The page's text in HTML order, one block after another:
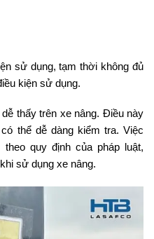
sử dụng, tạm thời không đủ
kiện sử dụng.
thấy trên xe nâng. Điều này
thể dễ dàng kiểm tra. Việc
quy định của pháp luật,
sử dụng xe nâng.